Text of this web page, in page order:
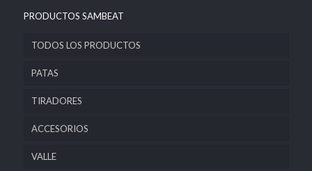
PRODUCTOS SAMBEAT
TODOS LOS PRODUCTOS
PATAS
TIRADORES
ACCESORIOS
VALLE